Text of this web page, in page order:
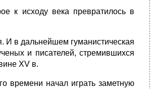
к исходу века превратилось в
И в дальнейшем гуманистическая
и писателей, стремившихся
XV в.
времени начал играть заметную